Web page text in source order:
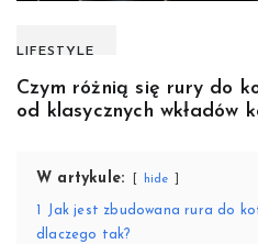
LIFESTYLE
Czym różnią się rury do
od klasycznych wkładów
W artykule: hide
Jak jest zbudowana rura do
dlaczego tak?